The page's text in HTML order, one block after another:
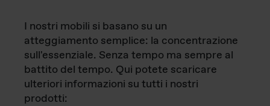
I nostri mobili si basano su un
atteggiamento semplice: la concentrazione
sull'essenziale. Senza tempo ma sempre al
battito del tempo. Qui potete scaricare
ulteriori informazioni su tutti i nostri
prodotti: